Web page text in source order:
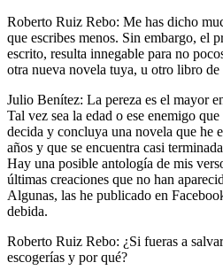
Roberto Ruiz Rebo: Me has dicho
que escribes menos. Sin embargo, el
escrito, resulta innegable para no
otra nueva novela tuya, u otro libro de
Julio Benítez: La pereza es el mayor
Tal vez sea la edad o ese enemigo
decida y concluya una novela que he
años y que se encuentra casi
Hay una posible antología de mis
últimas creaciones que no han
Algunas, las he publicado en
debida.
Roberto Ruiz Rebo: ¿Si fueras a
escogerías y por qué?